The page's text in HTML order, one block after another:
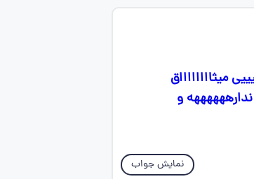
میثااااااااق
و
نمایش جواب